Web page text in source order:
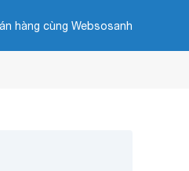
hàng cùng Websosanh